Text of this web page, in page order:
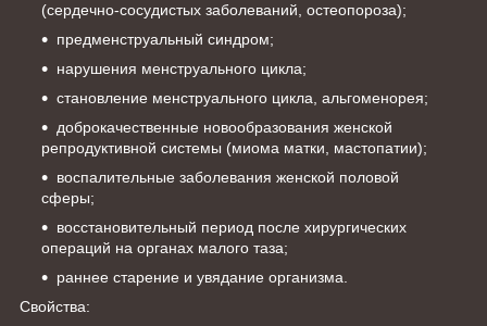
(сердечно-сосудистых заболеваний, остеопороза);
предменструальный синдром;
нарушения менструального цикла;
становление менструального цикла, альгоменорея;
доброкачественные новообразования женской
репродуктивной системы (миома матки, мастопатии);
воспалительные заболевания женской половой
сферы;
восстановительный период после хирургических
операций на органах малого таза;
раннее старение и увядание организма.
Свойства: